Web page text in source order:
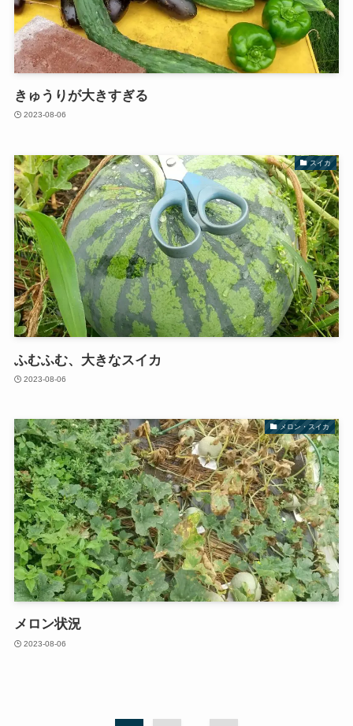
きゅうりが大きすぎる
2023-08-06
スイカ
ふむふむ、大きなスイカ
2023-08-06
メロン・スイカ
メロン状況
2023-08-06